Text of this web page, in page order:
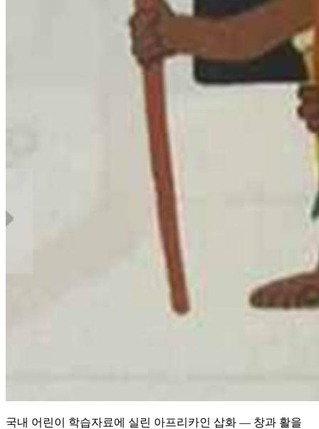
국내 어린이 학습자료에 실린 아프리카인 삽화 — 창과 활을